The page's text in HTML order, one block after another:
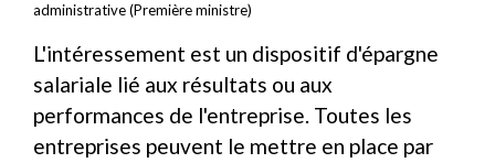
administrative (Première ministre)
L'intéressement est un dispositif d'épargne
salariale lié aux résultats ou aux
performances de l'entreprise. Toutes les
entreprises peuvent le mettre en place par